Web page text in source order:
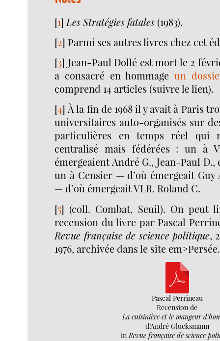
[1] Les Stratégies fatales (1983).
[2] Parmi ses autres livres chez cet
[3] Jean-Paul Dollé est mort le 2
a consacré en hommage un
comprend 14 articles (suivre le lien).
[4] À la fin de 1968 il y avait à Paris
universitaires auto-organisés sur
particulières en temps réel qui
centralisé mais fédérées : un à
émergeaient André G., Jean-Paul
un à Censier — d’où émergeait
— d’où émergeait VLR, Roland C.
[5] (coll. Combat, Seuil). On peut
recension du livre par Pascal
Revue française de science politique,
1976, archivée dans le site em>Persée.
Pascal Perrineau
Recension de
La cuisinière et le mangeur
d’André Glucksmann
inRevue française de science